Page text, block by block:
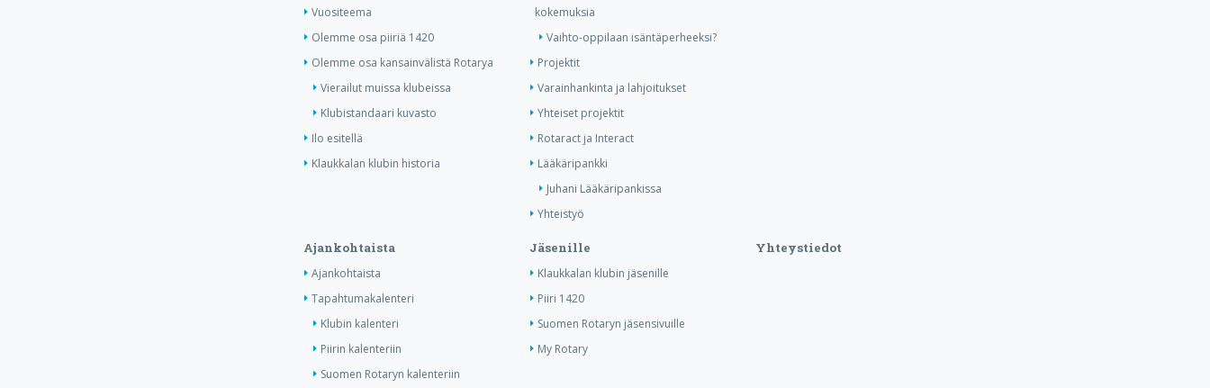
Vuositeema
Olemme osa piiriä 1420
Olemme osa kansainvälistä Rotarya
Vierailut muissa klubeissa
Klubistandaari kuvasto
Ilo esitellä
Klaukkalan klubin historia
kokemuksia
Vaihto-oppilaan isäntäperheeksi?
Projektit
Varainhankinta ja lahjoitukset
Yhteiset projektit
Rotaract ja Interact
Lääkäripankki
Juhani Lääkäripankissa
Yhteistyö
Ajankohtaista
Ajankohtaista
Tapahtumakalenteri
Klubin kalenteri
Piirin kalenteriin
Suomen Rotaryn kalenteriin
Jäsenille
Klaukkalan klubin jäsenille
Piiri 1420
Suomen Rotaryn jäsensivuille
My Rotary
Yhteystiedot